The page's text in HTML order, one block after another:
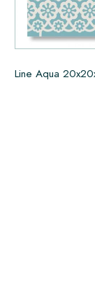
Line Aqua